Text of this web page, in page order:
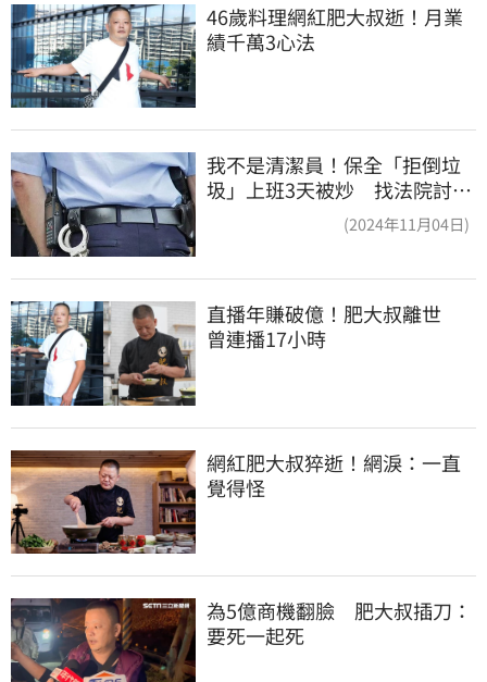
46歲料理網紅肥大叔逝！月業
績千萬3心法
我不是清潔員！保全「拒倒垃
圾」上班3天被炒 找法院討公
(2024年11月04日)
直播年賺破億！肥大叔離世
曾連播17小時
網紅肥大叔猝逝！網淚：一直
覺得怪
為5億商機翻臉　肥大叔插刀：
要死一起死